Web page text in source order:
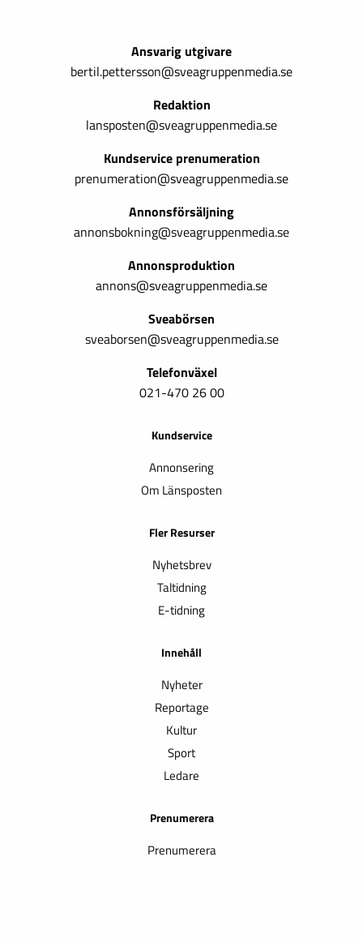
Ansvarig utgivare
bertil.pettersson@sveagruppenmedia.se
Redaktion
lansposten@sveagruppenmedia.se
Kundservice prenumeration
prenumeration@sveagruppenmedia.se
Annonsförsäljning
annonsbokning@sveagruppenmedia.se
Annonsproduktion
annons@sveagruppenmedia.se
Sveabörsen
sveaborsen@sveagruppenmedia.se
Telefonväxel
021-470 26 00
Kundservice
Annonsering
Om Länsposten
Fler Resurser
Nyhetsbrev
Taltidning
E-tidning
Innehåll
Nyheter
Reportage
Kultur
Sport
Ledare
Prenumerera
Prenumerera